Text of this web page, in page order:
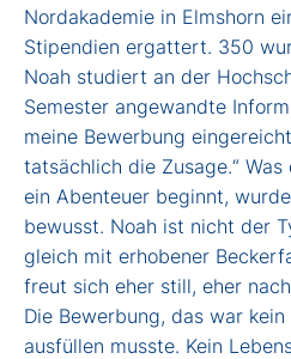
Nordakademie in Elmshorn
Stipendien ergattert. 350
Noah studiert an der
Semester angewandte
meine Bewerbung
tatsächlich die Zusage.“
ein Abenteuer beginnt,
bewusst. Noah ist nicht der
gleich mit erhobener
freut sich eher still, eher
Die Bewerbung, das war
ausfüllen musste. Kein